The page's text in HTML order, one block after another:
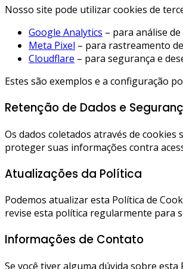
Nosso site pode utilizar cookies de
Google Analytics – para análise
Meta Pixel – para rastreamento
Cloudflare – para segurança e
Estes são exemplos e a configuração
Retenção de Dados e
Os dados coletados através de
proteger suas informações contra
Atualizações da Política
Podemos atualizar esta Política de
revise esta política regularmente para
Informações de Contato
Se você tiver alguma dúvida sobre